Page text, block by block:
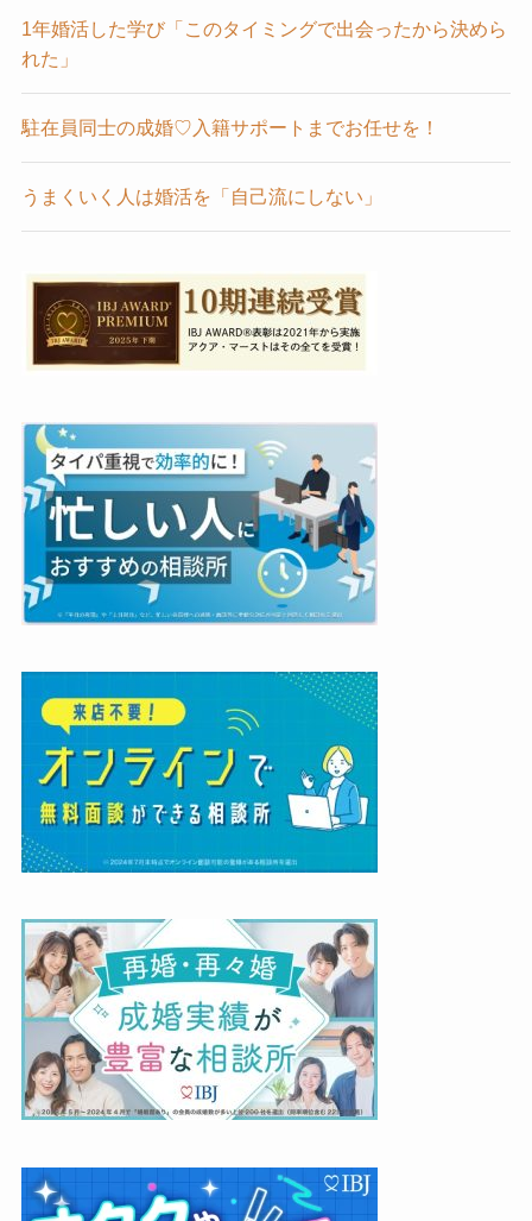
1年婚活した学び「このタイミングで出会ったから決めら
れた」
駐在員同士の成婚♡入籍サポートまでお任せを！
うまくいく人は婚活を「自己流にしない」